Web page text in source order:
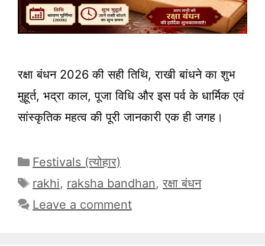
रक्षा बंधन 2026 की सही तिथि, राखी बांधने का शुभ
मुहूर्त, भद्रा काल, पूजा विधि और इस पर्व के धार्मिक एवं
सांस्कृतिक महत्व की पूरी जानकारी एक ही जगह।
Categories
Festivals (त्योहार)
Tags
rakhi, raksha bandhan,रक्षा बंधन
Leave a comment